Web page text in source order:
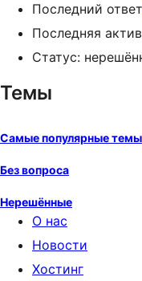
Последний
Последняя
Статус:
Темы
Самые популярные темы
Без вопроса
Нерешённые
О нас
Новости
Хостинг